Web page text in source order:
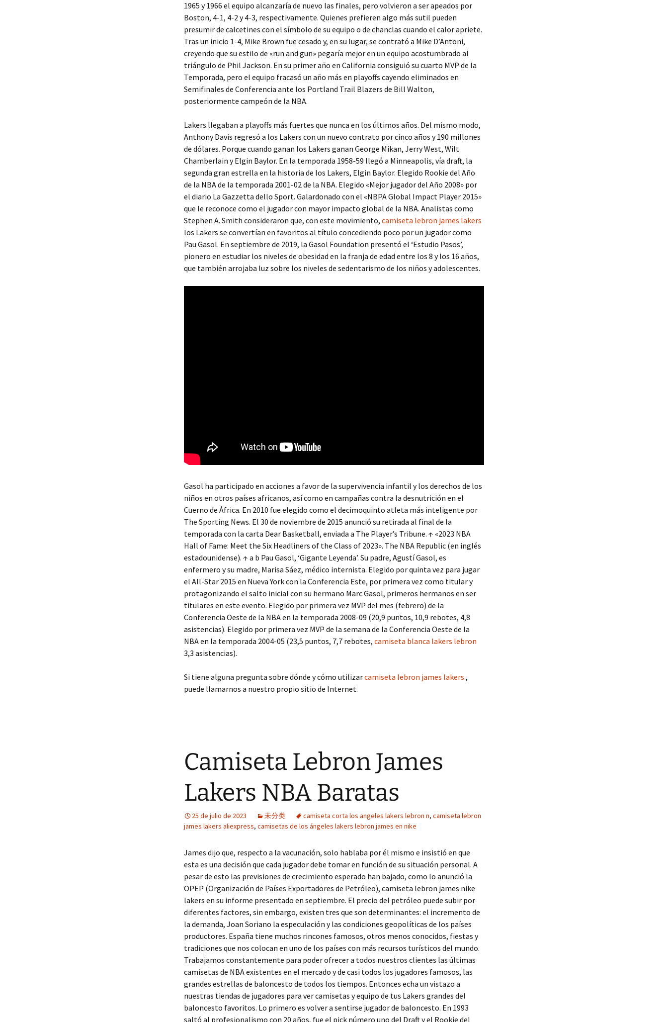
1965 y 1966 el equipo alcanzaría de nuevo las finales, pero volvieron a ser apeados por
Boston, 4-1, 4-2 y 4-3, respectivamente. Quienes prefieren algo más sutil pueden
presumir de calcetines con el símbolo de su equipo o de chanclas cuando el calor apriete.
Tras un inicio 1-4, Mike Brown fue cesado y, en su lugar, se contrató a Mike D’Antoni,
creyendo que su estilo de «run and gun» pegaría mejor en un equipo acostumbrado al
triángulo de Phil Jackson. En su primer año en California consiguió su cuarto MVP de la
Temporada, pero el equipo fracasó un año más en playoffs cayendo eliminados en
Semifinales de Conferencia ante los Portland Trail Blazers de Bill Walton,
posteriormente campeón de la NBA.
Lakers llegaban a playoffs más fuertes que nunca en los últimos años. Del mismo modo,
Anthony Davis regresó a los Lakers con un nuevo contrato por cinco años y 190 millones
de dólares. Porque cuando ganan los Lakers ganan George Mikan, Jerry West, Wilt
Chamberlain y Elgin Baylor. En la temporada 1958-59 llegó a Minneapolis, vía draft, la
segunda gran estrella en la historia de los Lakers, Elgin Baylor. Elegido Rookie del Año
de la NBA de la temporada 2001-02 de la NBA. Elegido «Mejor jugador del Año 2008» por
el diario La Gazzetta dello Sport. Galardonado con el «NBPA Global Impact Player 2015»
que le reconoce como el jugador con mayor impacto global de la NBA. Analistas como
Stephen A. Smith consideraron que, con este movimiento, camiseta lebron james lakers
los Lakers se convertían en favoritos al título concediendo poco por un jugador como
Pau Gasol. En septiembre de 2019, la Gasol Foundation presentó el ‘Estudio Pasos’,
pionero en estudiar los niveles de obesidad en la franja de edad entre los 8 y los 16 años,
que también arrojaba luz sobre los niveles de sedentarismo de los niños y adolescentes.
Gasol ha participado en acciones a favor de la supervivencia infantil y los derechos de los
niños en otros países africanos, así como en campañas contra la desnutrición en el
Cuerno de África. En 2010 fue elegido como el decimoquinto atleta más inteligente por
The Sporting News. El 30 de noviembre de 2015 anunció su retirada al final de la
temporada con la carta Dear Basketball, enviada a The Player’s Tribune. ↑ «2023 NBA
Hall of Fame: Meet the Six Headliners of the Class of 2023». The NBA Republic (en inglés
estadounidense). ↑ a b Pau Gasol, ‘Gigante Leyenda’. Su padre, Agustí Gasol, es
enfermero y su madre, Marisa Sáez, médico internista. Elegido por quinta vez para jugar
el All-Star 2015 en Nueva York con la Conferencia Este, por primera vez como titular y
protagonizando el salto inicial con su hermano Marc Gasol, primeros hermanos en ser
titulares en este evento. Elegido por primera vez MVP del mes (febrero) de la
Conferencia Oeste de la NBA en la temporada 2008-09 (20,9 puntos, 10,9 rebotes, 4,8
asistencias). Elegido por primera vez MVP de la semana de la Conferencia Oeste de la
NBA en la temporada 2004-05 (23,5 puntos, 7,7 rebotes, camiseta blanca lakers lebron
3,3 asistencias).
Si tiene alguna pregunta sobre dónde y cómo utilizarcamiseta lebron james lakers ,
puede llamarnos a nuestro propio sitio de Internet.
Camiseta Lebron James
Lakers NBA Baratas
25 de julio de 2023 未分类 camiseta corta los angeles lakers lebron n, camiseta lebron
james lakers aliexpress, camisetas de los ángeles lakers lebron james en nike
James dijo que, respecto a la vacunación, solo hablaba por él mismo e insistió en que
esta es una decisión que cada jugador debe tomar en función de su situación personal. A
pesar de esto las previsiones de crecimiento esperado han bajado, como lo anunció la
OPEP (Organización de Países Exportadores de Petróleo), camiseta lebron james nike
lakers en su informe presentado en septiembre. El precio del petróleo puede subir por
diferentes factores, sin embargo, existen tres que son determinantes: el incremento de
la demanda, Joan Soriano la especulación y las condiciones geopolíticas de los países
productores. España tiene muchos rincones famosos, otros menos conocidos, fiestas y
tradiciones que nos colocan en uno de los países con más recursos turísticos del mundo.
Trabajamos constantemente para poder ofrecer a todos nuestros clientes las últimas
camisetas de NBA existentes en el mercado y de casi todos los jugadores famosos, las
grandes estrellas de baloncesto de todos los tiempos. Entonces echa un vistazo a
nuestras tiendas de jugadores para ver camisetas y equipo de tus Lakers grandes del
baloncesto favoritos. Lo primero es volver a sentirse jugador de baloncesto. En 1993
saltó al profesionalismo con 20 años, fue el pick número uno del Draft y el Rookie del